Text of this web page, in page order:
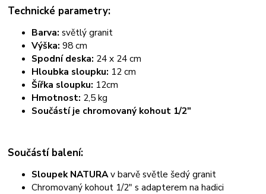
Technické parametry:
Barva: světlý granit
Výška: 98 cm
Spodní deska: 24 x 24 cm
Hloubka sloupku: 12 cm
Šířka sloupku: 12cm
Hmotnost: 2,5 kg
Součástí je chromovaný kohout 1/2"
Součástí balení:
Sloupek NATURAv barvě světle šedý granit
Chromovaný kohout 1/2" s adapterem na hadici